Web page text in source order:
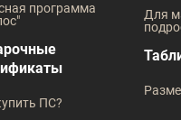
96
программа
ПС?
Для